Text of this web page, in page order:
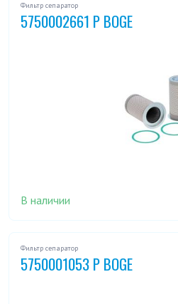
Фильтр сепаратор
5750002661 P BOGE
В наличии
Фильтр сепаратор
5750001053 P BOGE